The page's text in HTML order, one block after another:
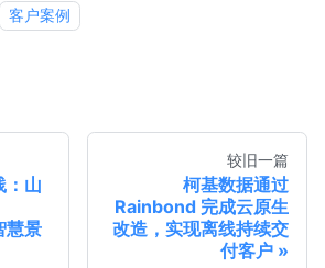
客户案例
：山
慧景
较旧一篇
柯基数据通过
Rainbond 完成云原生
改造，实现离线持续交
付客户